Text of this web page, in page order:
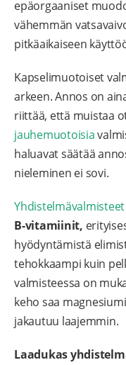
epäorgaaniset
vähemmän
pitkäaikaiseen
Kapselimuotoiset
arkeen. Annos on
riittää, että muistaa
jauhemuotoisia
haluavat säätää
nieleminen ei sovi.
Yhdistelmävalmisteet
B-vitamiinit,
hyödyntämistä
tehokkaampi kuin
valmisteessa on
keho saa
jakautuu laajemmin.
Laadukas